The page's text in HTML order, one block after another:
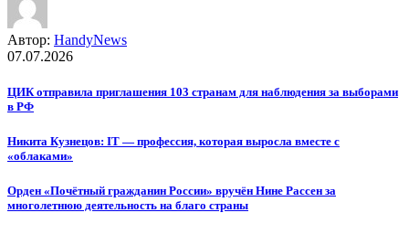
Автор: HandyNews
07.07.2026
ЦИК отправила приглашения 103 странам для наблюдения за выборами
в РФ
Никита Кузнецов: IT — профессия, которая выросла вместе с
«облаками»
Орден «Почётный гражданин России» вручён Нине Рассен за
многолетнюю деятельность на благо страны